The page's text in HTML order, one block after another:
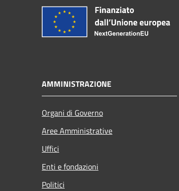
AMMINISTRAZIONE
Organi di Governo
Aree Amministrative
Uffici
Enti e fondazioni
Politici